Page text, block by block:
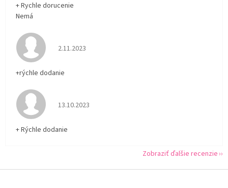
+ Rychle dorucenie
Nemá
Hodnotenie obchodu je 5 z 5 hviezdičiek.
2.11.2023
+rýchle dodanie
Hodnotenie obchodu je 5 z 5 hviezdičiek.
13.10.2023
+ Rýchle dodanie
Zobraziť ďalšie recenzie